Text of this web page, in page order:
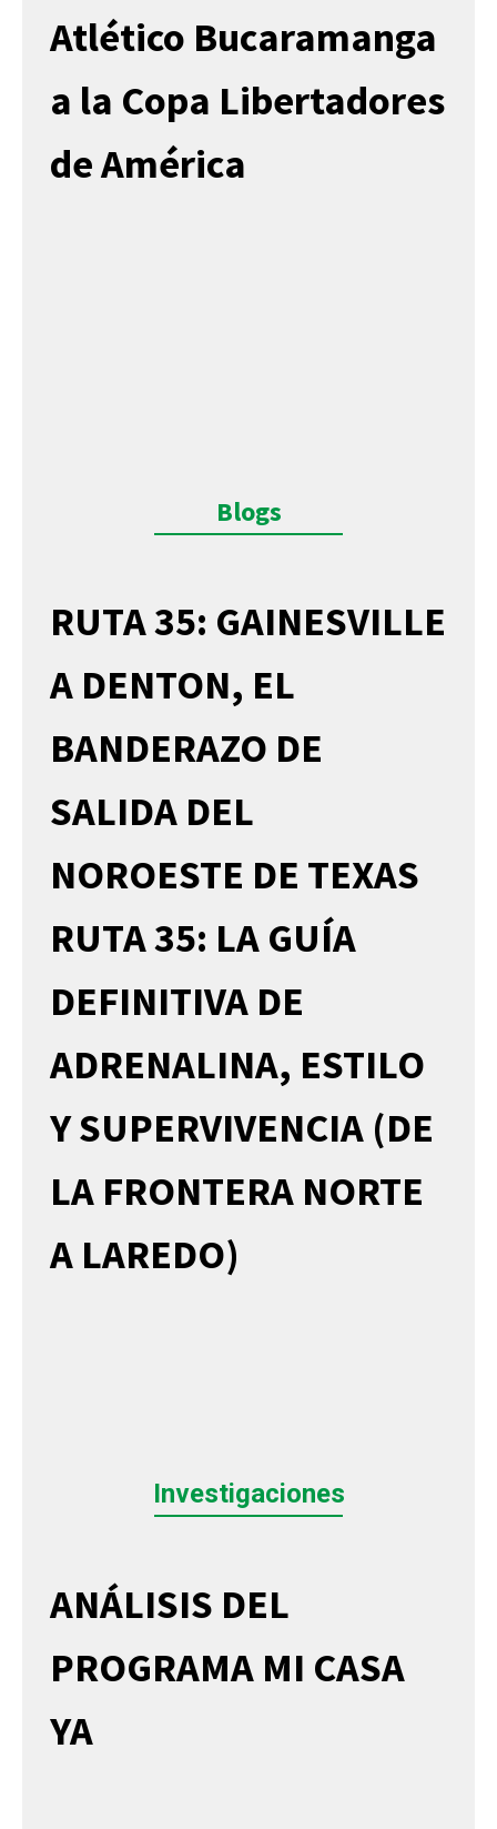
Atlético Bucaramanga
a la Copa Libertadores
de América
Blogs
RUTA 35: GAINESVILLE
A DENTON, EL
BANDERAZO DE
SALIDA DEL
NOROESTE DE TEXAS
RUTA 35: LA GUÍA
DEFINITIVA DE
ADRENALINA, ESTILO
Y SUPERVIVENCIA (DE
LA FRONTERA NORTE
A LAREDO)
Investigaciones
ANÁLISIS DEL
PROGRAMA MI CASA
YA